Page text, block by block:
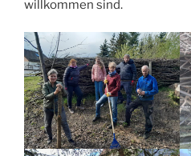
willkommen sind.